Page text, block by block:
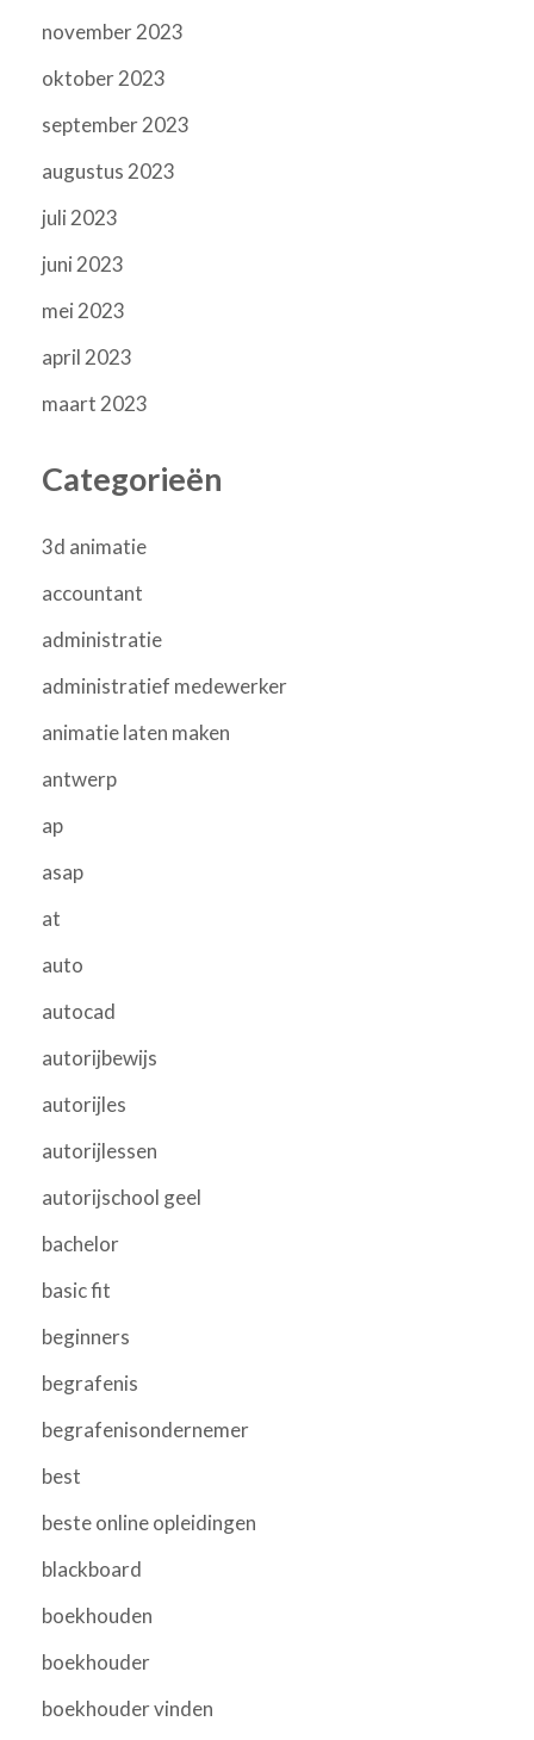
november 2023
oktober 2023
september 2023
augustus 2023
juli 2023
juni 2023
mei 2023
april 2023
maart 2023
Categorieën
3d animatie
accountant
administratie
administratief medewerker
animatie laten maken
antwerp
ap
asap
at
auto
autocad
autorijbewijs
autorijles
autorijlessen
autorijschool geel
bachelor
basic fit
beginners
begrafenis
begrafenisondernemer
best
beste online opleidingen
blackboard
boekhouden
boekhouder
boekhouder vinden